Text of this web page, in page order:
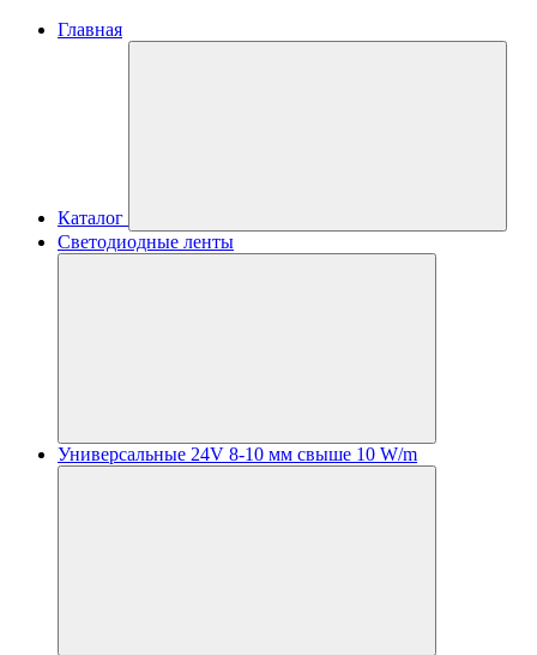
Главная
Каталог
Светодиодные ленты
Универсальные 24V 8-10 мм свыше 10 W/m